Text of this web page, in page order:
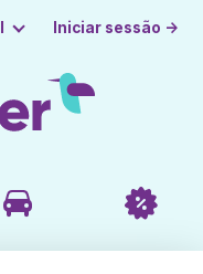
Iniciar sessão →